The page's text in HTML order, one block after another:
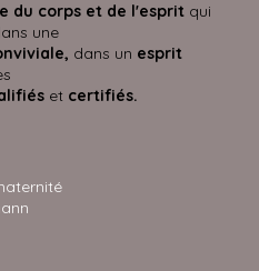
du corps et de l'esprit qui
une
dans un esprit
et certifiés.